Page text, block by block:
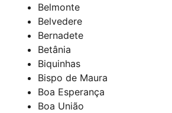
Belmonte
Belvedere
Bernadete
Betânia
Biquinhas
Bispo de Maura
Boa Esperança
Boa União